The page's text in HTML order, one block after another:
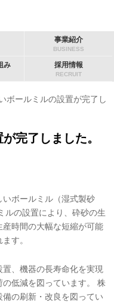
事業紹介
BUSINESS
み 採用情報
RECRUIT
ボールミルの設置が完了し
完了しました。
ボールミル（湿式製砂
ルの設置により、砕砂の生
時間の大幅な短縮が可能
す。
、機器の長寿命化を実現
低減を図っています。 株
の刷新・改良を図ってい